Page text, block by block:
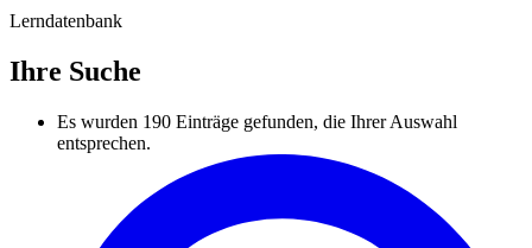
Lerndatenbank
Ihre Suche
Es wurden 190 Einträge gefunden, die Ihrer Auswahl
entsprechen.